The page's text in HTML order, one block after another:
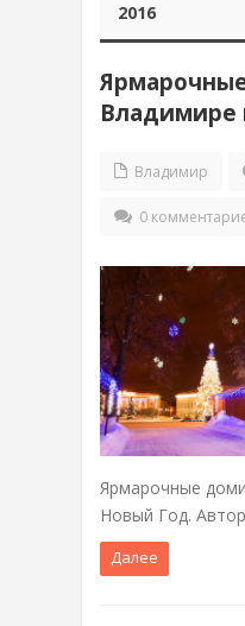
2016
Владимире
Владимир
0
Ярмарочные
Новый Год.
Далее